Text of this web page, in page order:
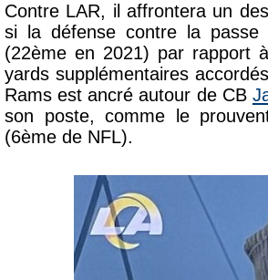
Contre LAR, il affrontera un
si la défense contre la passe
(22ème en 2021) par rapport
yards supplémentaires
Rams est ancré autour de CB
son poste, comme le
(6ème de NFL).